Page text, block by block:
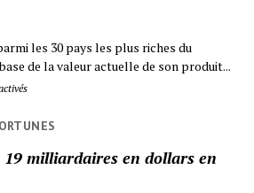
les 30 pays les plus riches du
de la valeur actuelle de son produit...
19 milliardaires en dollars en